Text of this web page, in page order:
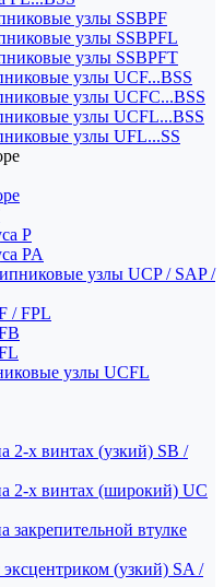
узлы SSBPF
узлы SSBPFL
узлы SSBPFT
узлы UCF...BSS
узлы UCFC...BSS
узлы UCFL...BSS
узлы UFL...SS
P
PA
узлы UCP / SAP /
/ FPL
узлы UCFL
2-х винтах (узкий) SB /
2-х винтах (широкий) UC
втулке
(узкий) SA /